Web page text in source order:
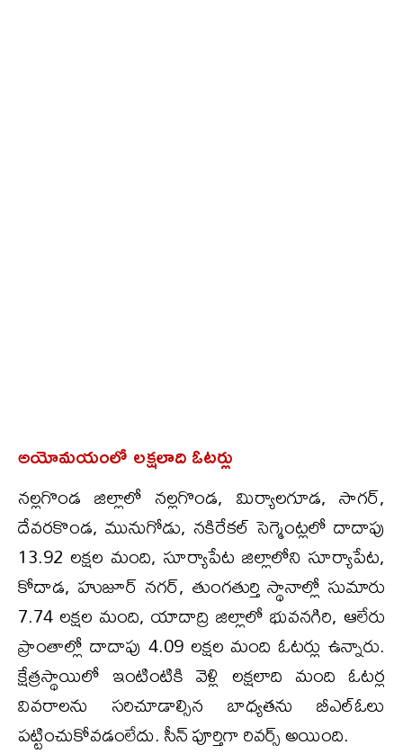
అయోమయంలో లక్షలాది ఓటర్లు
నల్లగొండ జిల్లాలో నల్లగొండ, మిర్యాలగూడ, సాగర్,
దేవరకొండ, మునుగోడు, నకిరేకల్ సెగ్మెంట్లలో దాదాపు
13.92 లక్షల మంది, సూర్యాపేట జిల్లాలోని సూర్యాపేట,
కోదాడ, హుజూర్ నగర్, తుంగతుర్తి స్థానాల్లో సుమారు
7.74 లక్షల మంది, యాదాద్రి జిల్లాలో భువనగిరి, ఆలేరు
ప్రాంతాల్లో దాదాపు 4.09 లక్షల మంది ఓటర్లు ఉన్నారు.
క్షేత్రస్థాయిలో ఇంటింటికి వెళ్లి లక్షలాది మంది ఓటర్ల
వివరాలను సరిచూడాల్సిన బాధ్యతను బీఎల్ఓలు
పట్టించుకోవడంలేదు. సీన్ పూర్తిగా రివర్స్ అయింది.